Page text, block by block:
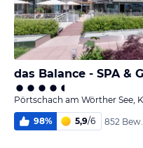
Pörtschach am Wörther See,
98% 5,9/6 852 Bew.